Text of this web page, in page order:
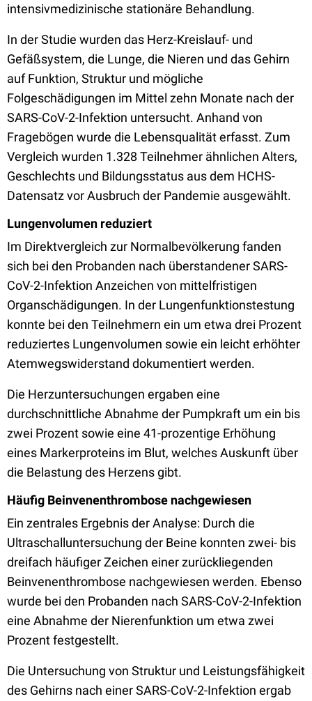
intensivmedizinische stationäre Behandlung.
In der Studie wurden das Herz-Kreislauf- und
Gefäßsystem, die Lunge, die Nieren und das Gehirn
auf Funktion, Struktur und mögliche
Folgeschädigungen im Mittel zehn Monate nach der
SARS-CoV-2-Infektion untersucht. Anhand von
Fragebögen wurde die Lebensqualität erfasst. Zum
Vergleich wurden 1.328 Teilnehmer ähnlichen Alters,
Geschlechts und Bildungsstatus aus dem HCHS-
Datensatz vor Ausbruch der Pandemie ausgewählt.
Lungenvolumen reduziert
Im Direktvergleich zur Normalbevölkerung fanden
sich bei den Probanden nach überstandener SARS-
CoV-2-Infektion Anzeichen von mittelfristigen
Organschädigungen. In der Lungenfunktionstestung
konnte bei den Teilnehmern ein um etwa drei Prozent
reduziertes Lungenvolumen sowie ein leicht erhöhter
Atemwegswiderstand dokumentiert werden.
Die Herzuntersuchungen ergaben eine
durchschnittliche Abnahme der Pumpkraft um ein bis
zwei Prozent sowie eine 41-prozentige Erhöhung
eines Markerproteins im Blut, welches Auskunft über
die Belastung des Herzens gibt.
Häufig Beinvenenthrombose nachgewiesen
Ein zentrales Ergebnis der Analyse: Durch die
Ultraschalluntersuchung der Beine konnten zwei- bis
dreifach häufiger Zeichen einer zurückliegenden
Beinvenenthrombose nachgewiesen werden. Ebenso
wurde bei den Probanden nach SARS-CoV-2-Infektion
eine Abnahme der Nierenfunktion um etwa zwei
Prozent festgestellt.
Die Untersuchung von Struktur und Leistungsfähigkeit
des Gehirns nach einer SARS-CoV-2-Infektion ergab